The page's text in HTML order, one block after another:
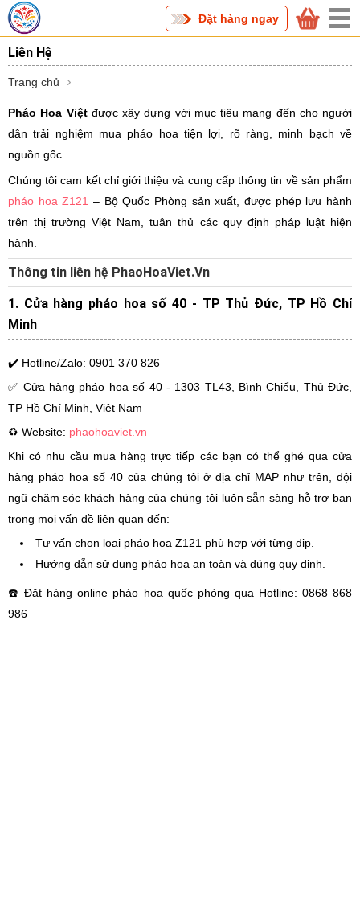
Đặt hàng ngay
Liên Hệ
Trang chủ
Pháo Hoa Việtđược xây dựng với mục tiêu mang đến cho người
dân trải nghiệm mua pháo hoa tiện lợi, rõ ràng, minh bạch về
nguồn gốc.
Chúng tôi cam kết chỉ giới thiệu và cung cấp thông tin về sản phẩm
pháo hoa Z121 – Bộ Quốc Phòng sản xuất, được phép lưu hành
trên thị trường Việt Nam, tuân thủ các quy định pháp luật hiện
hành.
Thông tin liên hệ PhaoHoaViet.Vn
1. Cửa hàng pháo hoa số 40 - TP Thủ Đức, TP Hồ Chí
Minh
✔️ Hotline/Zalo: 0901 370 826
✅ Cửa hàng pháo hoa số 40 - 1303 TL43, Bình Chiểu, Thủ Đức,
TP Hồ Chí Minh, Việt Nam
♻ Website: phaohoaviet.vn
Khi có nhu cầu mua hàng trực tiếp các bạn có thể ghé qua cửa
hàng pháo hoa số 40 của chúng tôi ở địa chỉ MAP như trên, đội
ngũ chăm sóc khách hàng của chúng tôi luôn sẵn sàng hỗ trợ bạn
trong mọi vấn đề liên quan đến:
Tư vấn chọn loại pháo hoa Z121 phù hợp với từng dịp.
Hướng dẫn sử dụng pháo hoa an toàn và đúng quy định.
☎️ Đặt hàng online pháo hoa quốc phòng qua Hotline: 0868 868
986